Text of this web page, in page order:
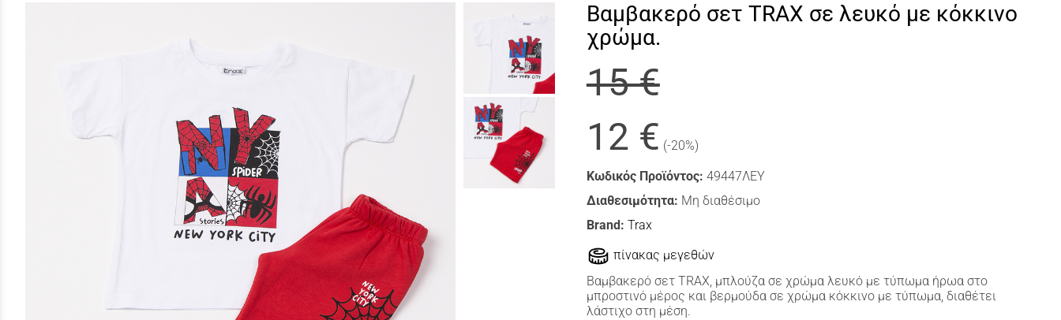
Βαμβακερό σετ TRAX σε λευκό με κόκκινο
χρώμα.
15 €
12 € (-20%)
Κωδικός Προϊόντος: 49447ΛΕΥ
Διαθεσιμότητα: Μη διαθέσιμο
Brand: Trax
πίνακας μεγεθών
Βαμβακερό σετ TRAX, μπλούζα σε χρώμα λευκό με τύπωμα ήρωα στο
μπροστινό μέρος και βερμούδα σε χρώμα κόκκινο με τύπωμα, διαθέτει
λάστιχο στη μέση.